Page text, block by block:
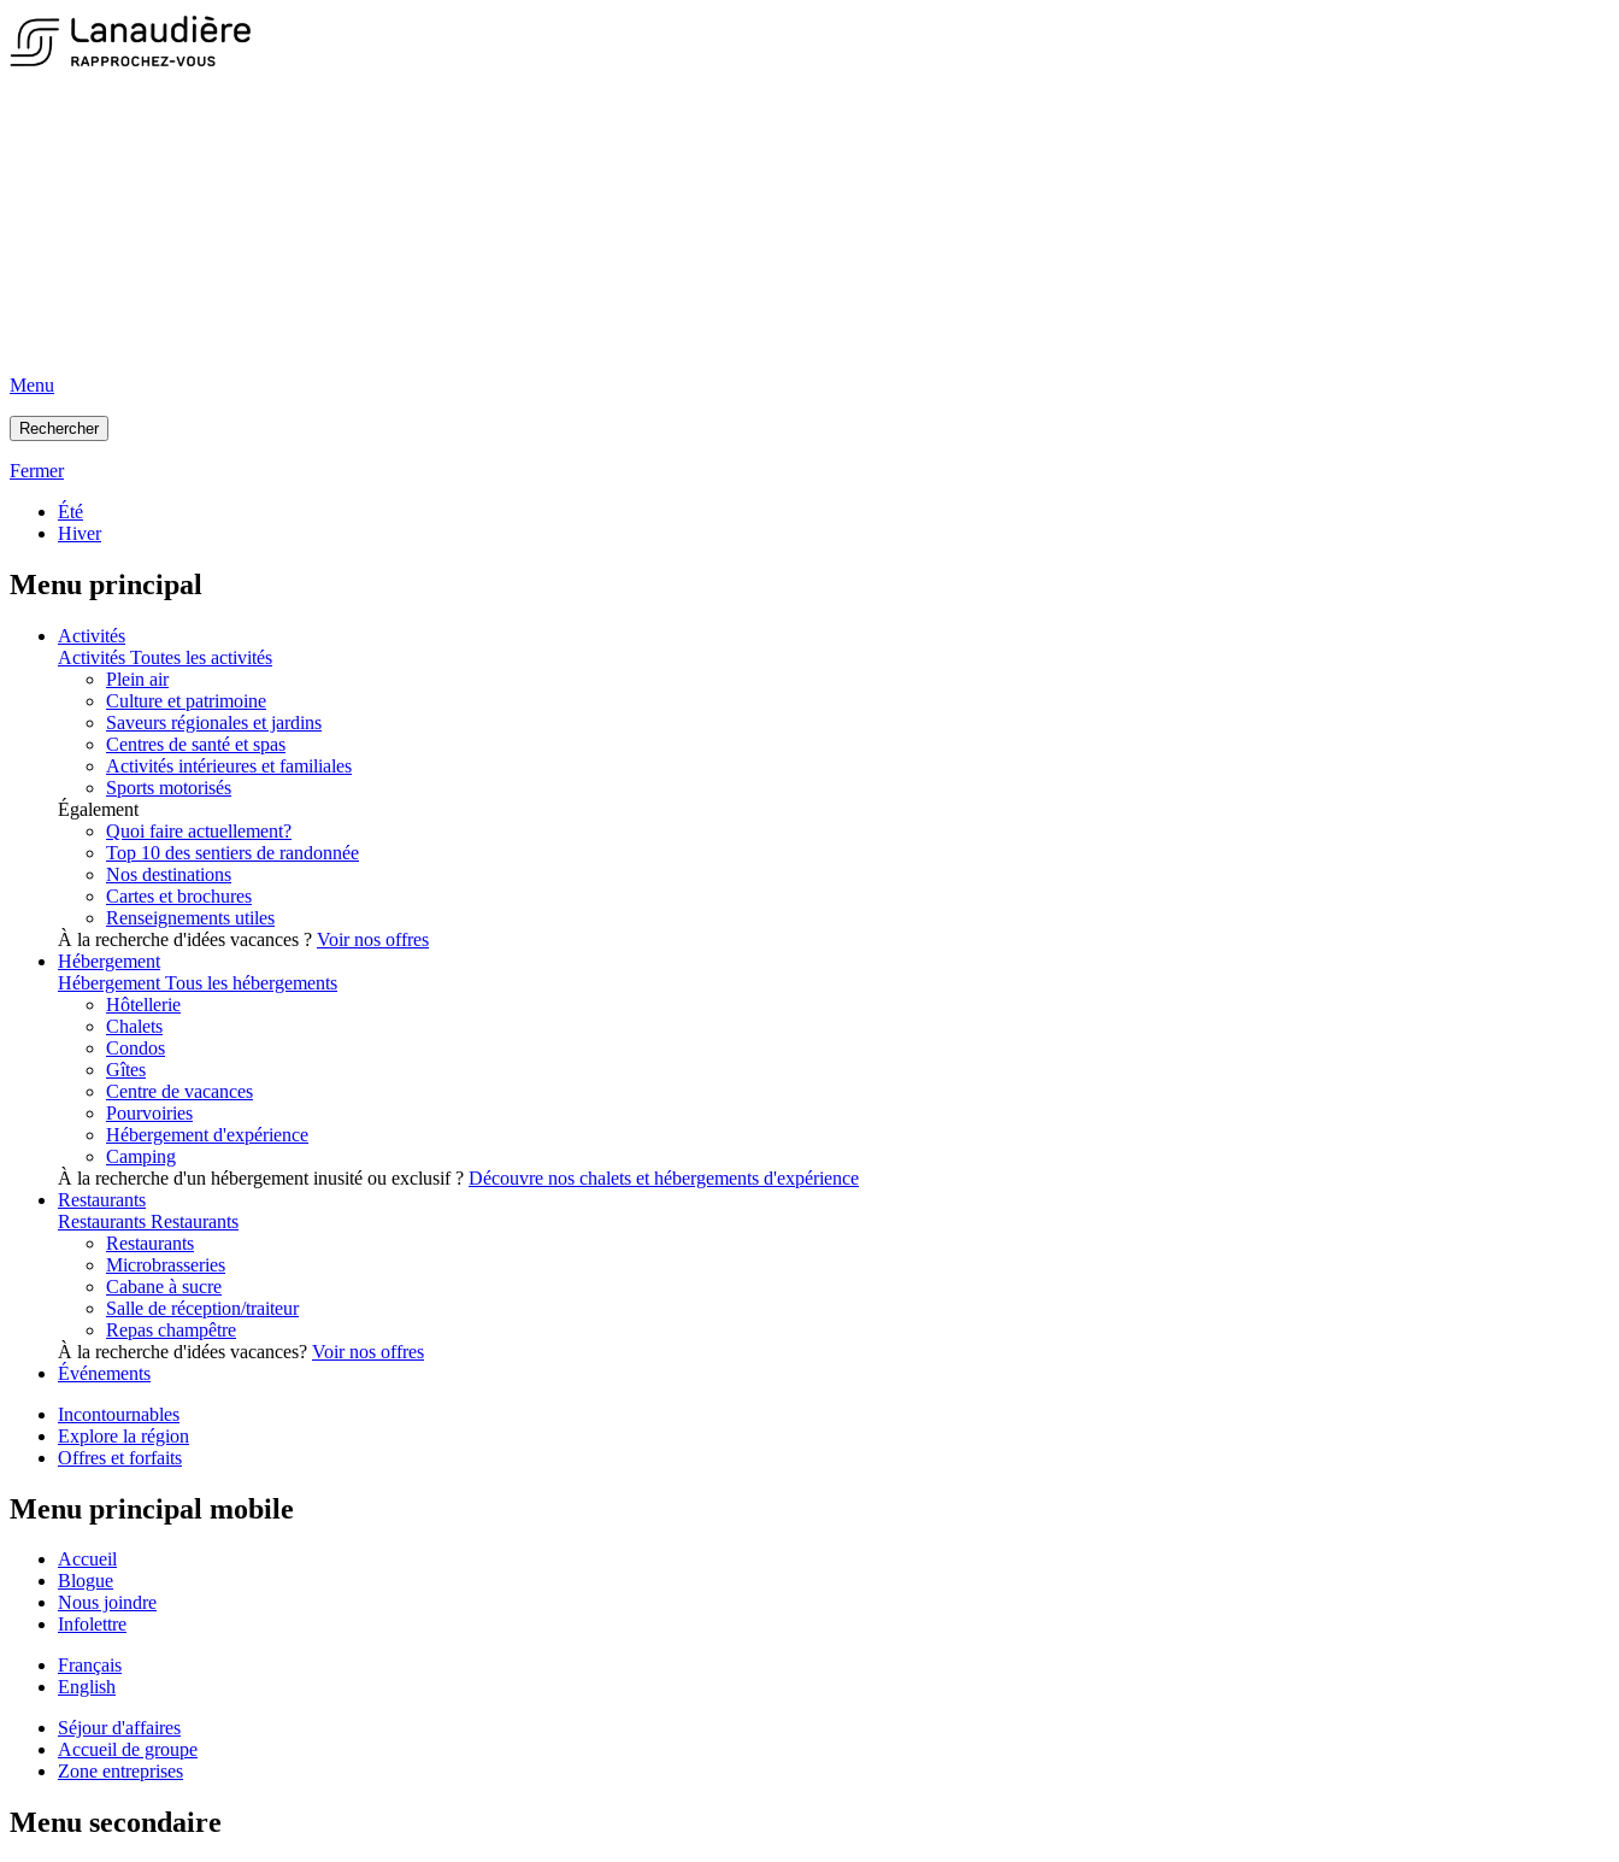
Menu
Rechercher
Fermer
Été
Hiver
Menu principal
Activités
Activités Toutes les activités
Plein air
Culture et patrimoine
Saveurs régionales et jardins
Centres de santé et spas
Activités intérieures et familiales
Sports motorisés
Également
Quoi faire actuellement?
Top 10 des sentiers de randonnée
Nos destinations
Cartes et brochures
Renseignements utiles
À la recherche d'idées vacances ? Voir nos offres
Hébergement
Hébergement Tous les hébergements
Hôtellerie
Chalets
Condos
Gîtes
Centre de vacances
Pourvoiries
Hébergement d'expérience
Camping
À la recherche d'un hébergement inusité ou exclusif ? Découvre nos chalets et hébergements d'expérience
Restaurants
Restaurants Restaurants
Restaurants
Microbrasseries
Cabane à sucre
Salle de réception/traiteur
Repas champêtre
À la recherche d'idées vacances? Voir nos offres
Événements
Incontournables
Explore la région
Offres et forfaits
Menu principal mobile
Accueil
Blogue
Nous joindre
Infolettre
Français
English
Séjour d'affaires
Accueil de groupe
Zone entreprises
Menu secondaire